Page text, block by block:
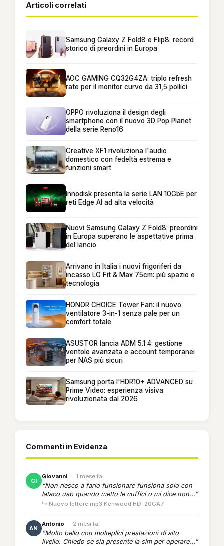
Articoli correlati
Samsung Galaxy Z Fold8 e Flip8: record
storico di preordini in Europa
AOC GAMING CQ32G4ZA: triplo refresh
rate per il monitor curvo da 31,5 pollici
OPPO rivoluziona il design degli
smartphone con il nuovo 3D Pop Planet
della serie Reno16
Creative XF1 rivoluziona l'audio
domestico con fedeltà estrema e
funzioni smart
Innodisk presenta la serie LAN 10GbE per
reti Edge AI ad alta velocità
Nuovi Samsung Galaxy Z Fold8: preordini
in Europa superano le aspettative prima
del lancio
Arrivano in Italia i nuovi frigoriferi da
incasso LG Fit & Max 75cm: più spazio e
tecnologia
HONOR CHOICE Tower Fan: il nuovo
ventilatore 3-in-1 senza pale per un
comfort totale
ASUSTOR lancia ADM 5.1.4: gestione
ventole avanzata e account temporanei
per NAS più sicuri
Samsung porta l'HDR10+ ADVANCED su
Prime Video: esperienza visiva
rivoluzionata dal 2026
Commenti in Evidenza
GI
Giovanni · 1 mese fa
“Non riesco a farlo funsionare funsiona solo con
lataco usb quando metto le cuffici o mi dice non...”
↳ Nuovo lettore mp3 Kenwood HD-20GA7
AN
Antonio · 2 mesi fa
“Molto bello con molteplici prestazioni di alto
livello. Chiedo se sia presente la sim per operare...”